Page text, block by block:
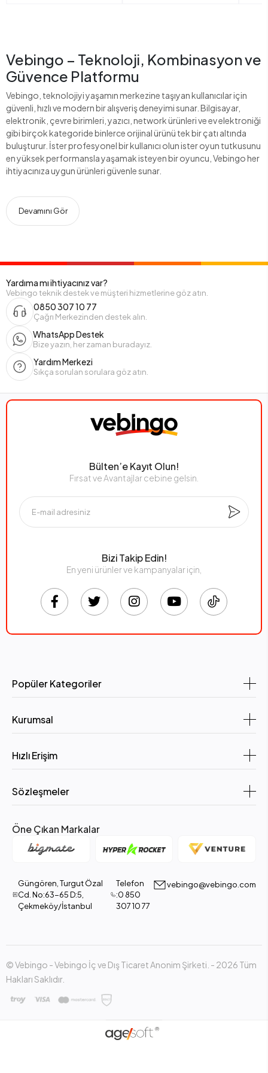
Vebingo – Teknoloji, Kombinasyon ve
Güvence Platformu
Vebingo, teknolojiyi yaşamın merkezine taşıyan kullanıcılar için
güvenli, hızlı ve modern bir alışveriş deneyimi sunar. Bilgisayar,
elektronik, çevre birimleri, yazıcı, network ürünleri ve ev elektroniği
gibi birçok kategoride binlerce orijinal ürünü tek bir çatı altında
buluşturur. İster profesyonel bir kullanıcı olun ister oyun tutkusunu
en yüksek performansla yaşamak isteyen bir oyuncu, Vebingo her
ihtiyacınıza uygun ürünleri güvenle sunar.
Devamını Gör
Yardıma mı ihtiyacınız var?
Vebingo teknik destek ve müşteri hizmetlerine göz atın.
0850 307 10 77
Çağrı Merkezinden destek alın.
WhatsApp Destek
Bize yazın, her zaman buradayız.
Yardım Merkezi
Sıkça sorulan sorulara göz atın.
Bülten’e Kayıt Olun!
Fırsat ve Avantajlar cebine gelsin.
Bizi Takip Edin!
En yeni ürünler ve kampanyalar için,
Popüler Kategoriler
Kurumsal
Hızlı Erişim
Sözleşmeler
Öne Çıkan Markalar
Güngören, Turgut Özal
Cd. No:63-65 D:5,
Çekmeköy/İstanbul
Telefon
:0 850
307 10 77
vebingo@vebingo.com
© Vebingo - Vebingo İç ve Dış Ticaret Anonim Şirketi. - 2026 Tüm
Hakları Saklıdır.